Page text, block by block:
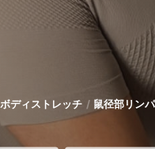
ボディストレッチ 鼠径部リン